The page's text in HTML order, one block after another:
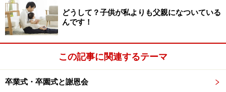
どうして？子供が私よりも父親になついている
んです！
この記事に関連するテーマ
卒業式・卒園式と謝恩会